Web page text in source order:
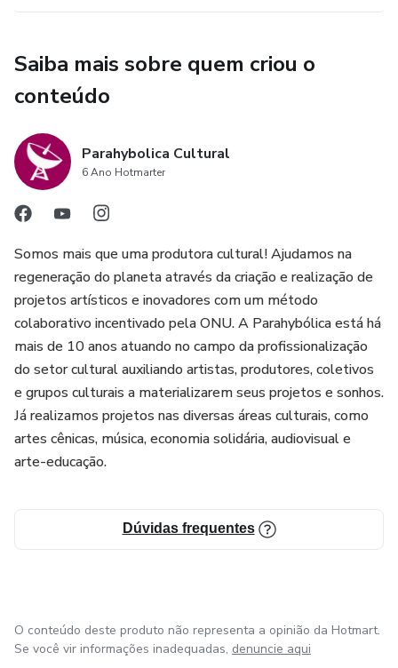
Saiba mais sobre quem criou o
conteúdo
Parahybolica Cultural
6 Ano Hotmarter
Somos mais que uma produtora cultural! Ajudamos na
regeneração do planeta através da criação e realização de
projetos artísticos e inovadores com um método
colaborativo incentivado pela ONU. A Parahybólica está há
mais de 10 anos atuando no campo da profissionalização
do setor cultural auxiliando artistas, produtores, coletivos
e grupos culturais a materializarem seus projetos e sonhos.
Já realizamos projetos nas diversas áreas culturais, como
artes cênicas, música, economia solidária, audiovisual e
arte-educação.
Dúvidas frequentes
O conteúdo deste produto não representa a opinião da Hotmart.
Se você vir informações inadequadas, denuncie aqui